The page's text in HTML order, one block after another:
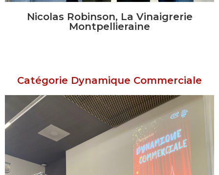
Nicolas Robinson, La Vinaigrerie
Montpellieraine
Catégorie Dynamique Commerciale